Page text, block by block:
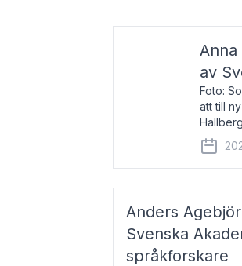
av
Foto:
att till
och
Anders
Svenska
språkforskare